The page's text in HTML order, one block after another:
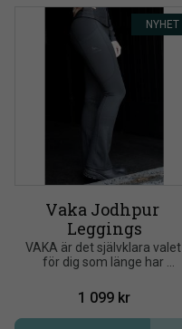
Vaka Jodhpur
Leggings
VAKA är det självklara valet
för dig som länge har
jodhpurmodell
1 099 kr
NYHET